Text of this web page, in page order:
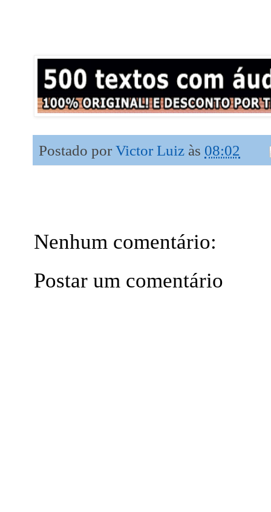
Postado por Victor Luiz às 08:02
Nenhum comentário:
Postar um comentário